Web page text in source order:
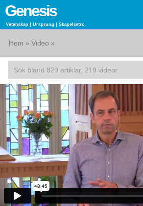
Genesis
Vetenskap | Ursprung | Skapelsetro
Hem » Video »